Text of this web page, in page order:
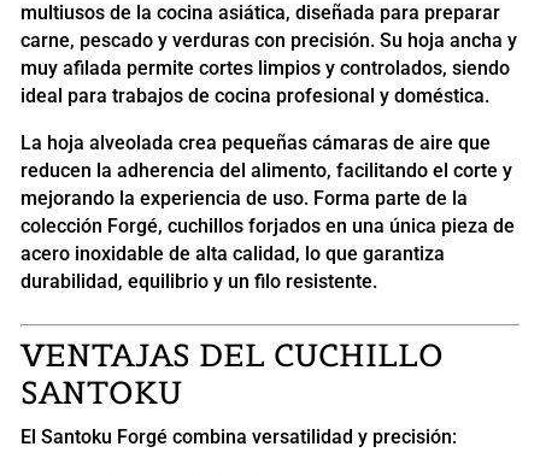
multiusos de la cocina asiática, diseñada para preparar
carne, pescado y verduras con precisión. Su hoja ancha y
muy afilada permite cortes limpios y controlados, siendo
ideal para trabajos de cocina profesional y doméstica.
La hoja alveolada crea pequeñas cámaras de aire que
reducen la adherencia del alimento, facilitando el corte y
mejorando la experiencia de uso. Forma parte de la
colección Forgé, cuchillos forjados en una única pieza de
acero inoxidable de alta calidad, lo que garantiza
durabilidad, equilibrio y un filo resistente.
VENTAJAS DEL CUCHILLO
SANTOKU
El Santoku Forgé combina versatilidad y precisión: